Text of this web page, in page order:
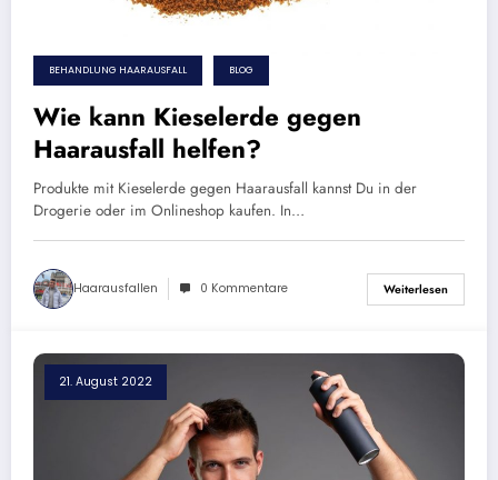
BEHANDLUNG HAARAUSFALL BLOG
Wie kann Kieselerde gegen
Haarausfall helfen?
Produkte mit Kieselerde gegen Haarausfall kannst Du in der
Drogerie oder im Onlineshop kaufen. In…
Haarausfallen 0 Kommentare Weiterlesen
21. August 2022